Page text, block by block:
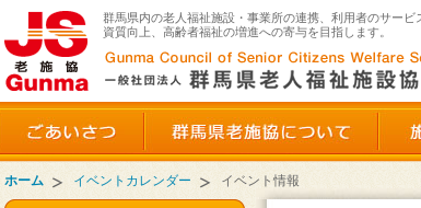
群馬県内の老人福祉施設・事業所の連携、利用者のサービ
資質向上、高齢者福祉の増進への寄与を目指します。
ごあいさつ 群馬
ホーム イベントカレンダー イベント情報